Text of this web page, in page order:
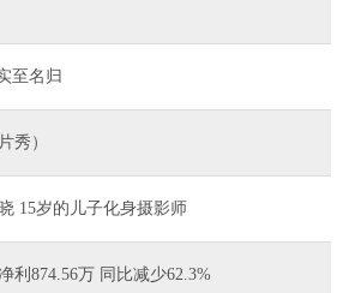
至名归
秀）
15岁的儿子化身摄影师
利874.56万 同比减少62.3%